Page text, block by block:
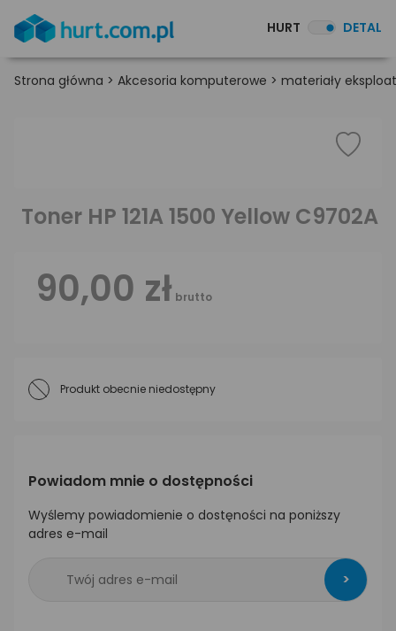
HURT DETAL
Strona główna > Akcesoria komputerowe > materiały
Toner HP 121A 1500 Yellow C9702A
90,00 zł brutto
Produkt obecnie niedostępny
Powiadom mnie o dostępności
Wyślemy powiadomienie o dostęności na poniższy
adres e-mail
>